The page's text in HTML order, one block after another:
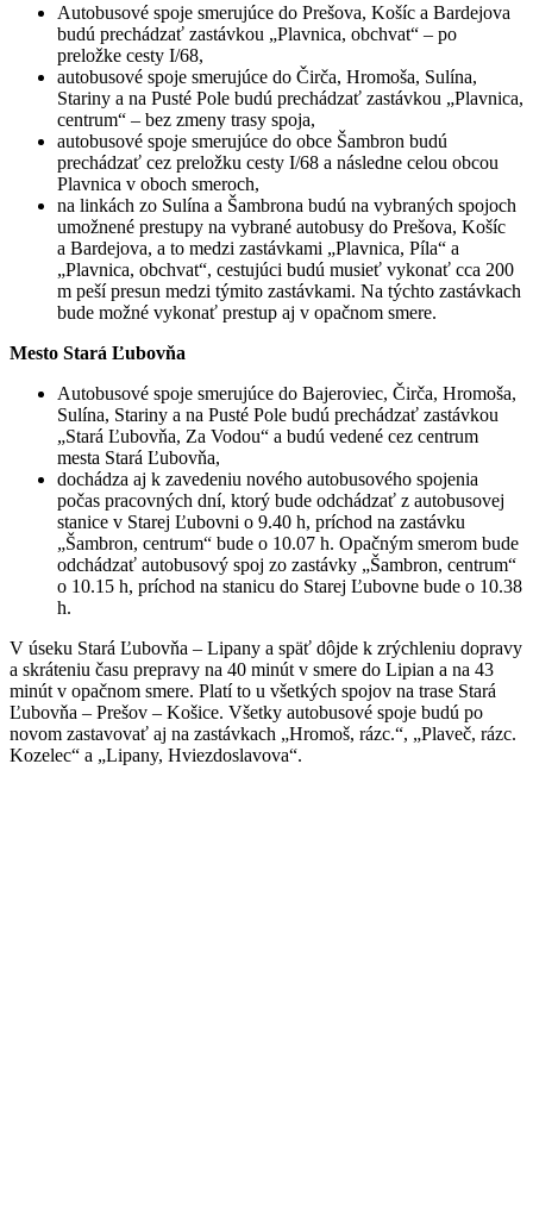
Autobusové spoje smerujúce do Prešova, Košíc a Bardejova
budú prechádzať zastávkou „Plavnica, obchvat“ – po
preložke cesty I/68,
autobusové spoje smerujúce do Čirča, Hromoša, Sulína,
Stariny a na Pusté Pole budú prechádzať zastávkou „Plavnica,
centrum“ – bez zmeny trasy spoja,
autobusové spoje smerujúce do obce Šambron budú
prechádzať cez preložku cesty I/68 a následne celou obcou
Plavnica v oboch smeroch,
na linkách zo Sulína a Šambrona budú na vybraných spojoch
umožnené prestupy na vybrané autobusy do Prešova, Košíc
a Bardejova, a to medzi zastávkami „Plavnica, Píla“ a
„Plavnica, obchvat“, cestujúci budú musieť vykonať cca 200
m peší presun medzi týmito zastávkami. Na týchto zastávkach
bude možné vykonať prestup aj v opačnom smere.
Mesto Stará Ľubovňa
Autobusové spoje smerujúce do Bajeroviec, Čirča, Hromoša,
Sulína, Stariny a na Pusté Pole budú prechádzať zastávkou
„Stará Ľubovňa, Za Vodou“ a budú vedené cez centrum
mesta Stará Ľubovňa,
dochádza aj k zavedeniu nového autobusového spojenia
počas pracovných dní, ktorý bude odchádzať z autobusovej
stanice v Starej Ľubovni o 9.40 h, príchod na zastávku
„Šambron, centrum“ bude o 10.07 h. Opačným smerom bude
odchádzať autobusový spoj zo zastávky „Šambron, centrum“
o 10.15 h, príchod na stanicu do Starej Ľubovne bude o 10.38
h.
V úseku Stará Ľubovňa – Lipany a späť dôjde k zrýchleniu dopravy
a skráteniu času prepravy na 40 minút v smere do Lipian a na 43
minút v opačnom smere. Platí to u všetkých spojov na trase Stará
Ľubovňa – Prešov – Košice. Všetky autobusové spoje budú po
novom zastavovať aj na zastávkach „Hromoš, rázc.“, „Plaveč, rázc.
Kozelec“ a „Lipany, Hviezdoslavova“.